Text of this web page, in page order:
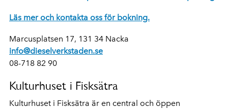
Läs mer och kontakta oss för bokning.
Marcusplatsen 17, 131 34 Nacka
info@dieselverkstaden.se
08-718 82 90
Kulturhuset i Fisksätra
Kulturhuset i Fisksätra är en central och öppen